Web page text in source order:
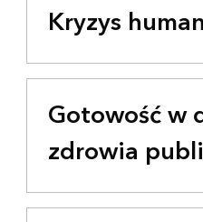
Kryzys
Gotowość w
zdrowia